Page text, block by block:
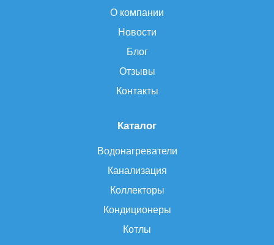
Каталог
Водонагреватели
Канализация
Коллекторы
Кондиционеры
Котлы
О компании
Новости
Блог
Отзывы
Контакты